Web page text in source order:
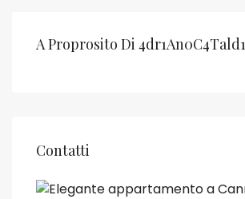
A Proprosito Di 4dr1An0C4Tald1
Contatti